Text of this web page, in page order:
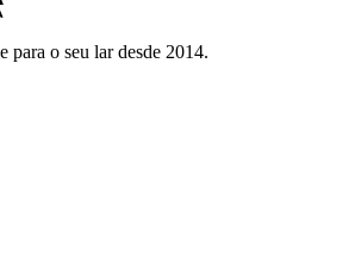
para o seu lar desde 2014.